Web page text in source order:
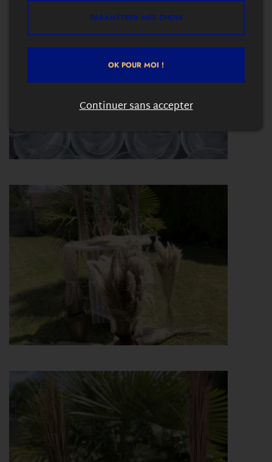
PARAMÉTRER MES CHOIX
OK POUR MOI !
Continuer sans accepter